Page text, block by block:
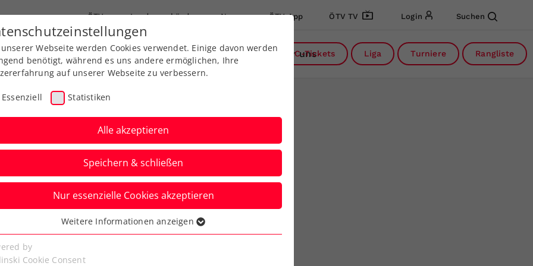
ÖTV Landesverbände News ÖTV App ÖTV TV Login Suchen
Leistungssport Ausbildung Services Über uns
DC-Tickets Liga Turniere Rangliste
Team greift nach den
Webseite werden Cookies verwendet. Einige davon werden
benötigt, während es uns andere ermöglichen, Ihre
auf unserer Webseite zu verbessern.
Essenziell Statistiken
Alle akzeptieren
Speichern & schließen
Nur essenzielle Cookies akzeptieren
Cookies werden für grundlegende Funktionen der
benötigt. Dadurch ist gewährleistet, dass die Webseite
Weitere Informationen anzeigen
by
Cookie Consent